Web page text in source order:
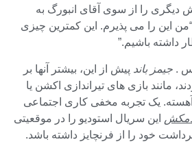
دیگری را از سوی آقای انبورگ به
این را می پذیرم. این کمترین چیزی
داشته باشیم.”
. جیمز باند پیش از این، بیشتر آنها بر
مانند بازی های تیراندازی اکشن یا
یک تجربه مخفی کاری اجتماعی
این سریال استودیو را در موقعیتی
خود را از فرنچایز داشته باشد.